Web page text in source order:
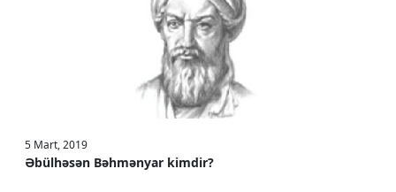
5 Mart, 2019
Əbülhəsən Bəhmənyar kimdir?